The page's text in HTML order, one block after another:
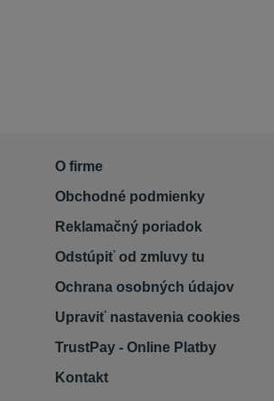
O firme
Obchodné podmienky
Reklamačný poriadok
Odstúpiť od zmluvy tu
Ochrana osobných údajov
Upraviť nastavenia cookies
TrustPay - Online Platby
Kontakt